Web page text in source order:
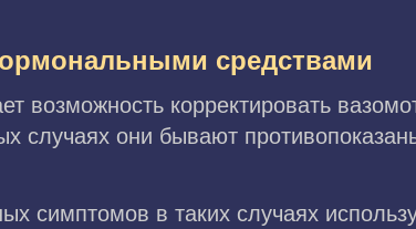
средствами
возможность корректировать
случаях они бывают
симптомов в таких случаях